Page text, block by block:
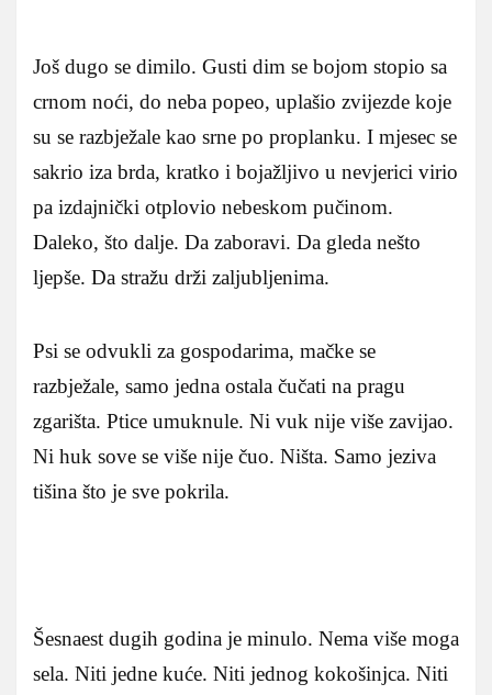
Još dugo se dimilo. Gusti dim se bojom stopio sa
crnom noći, do neba popeo, uplašio zvijezde koje
su se razbježale kao srne po proplanku. I mjesec se
sakrio iza brda, kratko i bojažljivo u nevjerici virio
pa izdajnički otplovio nebeskom pučinom.
Daleko, što dalje. Da zaboravi. Da gleda nešto
ljepše. Da stražu drži zaljubljenima.
Psi se odvukli za gospodarima, mačke se
razbježale, samo jedna ostala čučati na pragu
zgarišta. Ptice umuknule. Ni vuk nije više zavijao.
Ni huk sove se više nije čuo. Ništa. Samo jeziva
tišina što je sve pokrila.
Šesnaest dugih godina je minulo. Nema više moga
sela. Niti jedne kuće. Niti jednog kokošinjca. Niti